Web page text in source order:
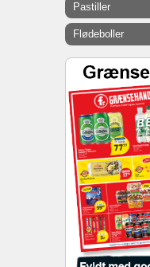
Pastiller
Flødeboller